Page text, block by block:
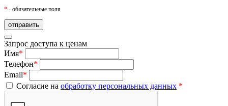
* - обязательные поля
Запрос доступа к ценам
Имя*
Телефон*
Email*
Согласие на обработку персональных данных *